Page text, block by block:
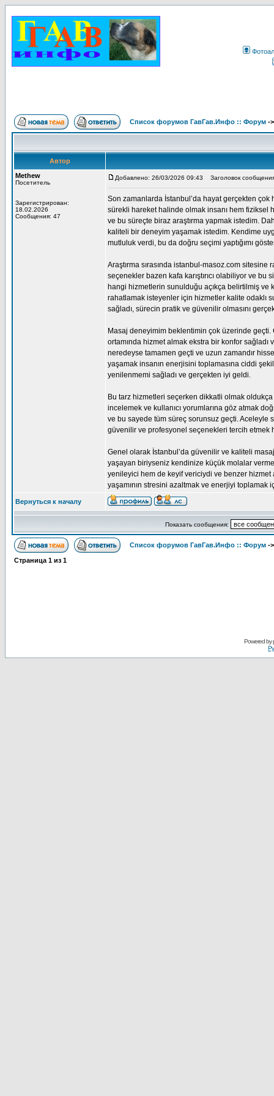
Список форумов ГавГав.Инфо :: Форум -
Автор
Methew
Посетитель
Зарегистрирован:
18.02.2026
Сообщения: 47
Добавлено: 26/03/2026 09:43 Заголовок
Son zamanlarda İstanbul’da hayat gerçekten çok
sürekli hareket halinde olmak insanı hem fiziksel
ve bu süreçte biraz araştırma yapmak istedim.
kaliteli bir deneyim yaşamak istedim. Kendime
mutluluk verdi, bu da doğru seçimi yaptığımı
Araştırma sırasında istanbul-masoz.com
seçenekler bazen kafa karıştırıcı olabiliyor ve
hangi hizmetlerin sunulduğu açıkça belirtilmiş ve
rahatlamak isteyenler için hizmetler kalite odaklı
sağladı, sürecin pratik ve güvenilir olmasını
Masaj deneyimim beklentimin çok üzerinde
ortamında hizmet almak ekstra bir konfor
neredeyse tamamen geçti ve uzun zamandır
yaşamak insanın enerjisini toplamasına ciddi
yenilenmemi sağladı ve gerçekten iyi geldi.
Bu tarz hizmetleri seçerken dikkatli olmak
incelemek ve kullanıcı yorumlarına göz atmak
ve bu sayede tüm süreç sorunsuz geçti. Aceleyle
güvenilir ve profesyonel seçenekleri tercih etmek
Genel olarak İstanbul’da güvenilir ve kaliteli
yaşayan biriyseniz kendinize küçük molalar
yenileyici hem de keyif vericiydi ve benzer hizmet
yaşamının stresini azaltmak ve enerjiyi toplamak
Вернуться к началу
Показать сообщения:
Список форумов ГавГав.Инфо :: Форум -
Страница 1 из 1
Powered by